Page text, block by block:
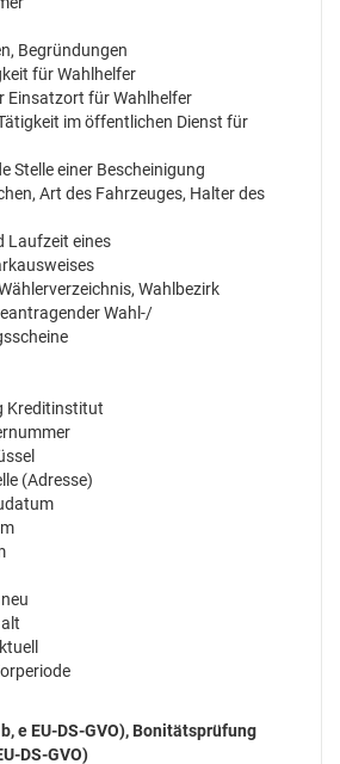
Begründungen
für Wahlhelfer
Einsatzort für Wahlhelfer
im öffentlichen Dienst für
Stelle einer Bescheinigung
Art des Fahrzeuges, Halter des
Laufzeit eines
Wahlbezirk
Wahl-/
Kreditinstitut
(Adresse)
e EU-DS-GVO), Bonitätsprüfung
DS-GVO)